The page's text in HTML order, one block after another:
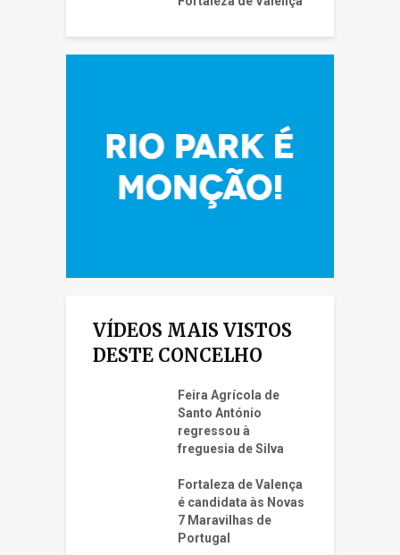
VÍDEOS MAIS VISTOS
DESTE CONCELHO
Feira Agrícola de
Santo António
regressou à
freguesia de Silva
Fortaleza de Valença
é candidata às Novas
7 Maravilhas de
Portugal